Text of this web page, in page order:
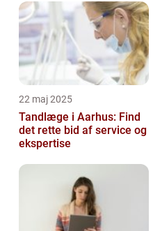
22 maj 2025
Tandlæge i Aarhus: Find
det rette bid af service og
ekspertise